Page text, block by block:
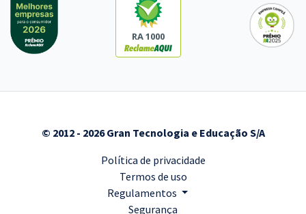
RA 1000
© 2012 - 2026 Gran Tecnologia e Educação S/A
Política de privacidade
Termos de uso
Regulamentos
Segurança